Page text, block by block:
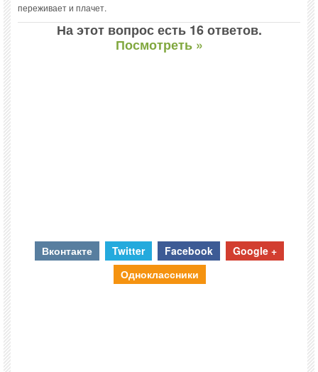
переживает и плачет.
На этот вопрос есть 16 ответов.
Посмотреть »
Вконтакте Twitter Facebook
Google +
Одноклассники